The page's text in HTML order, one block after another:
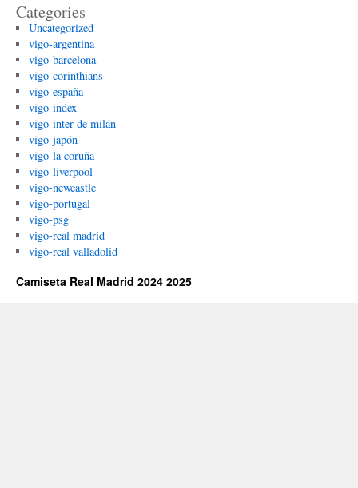
Categories
Uncategorized
vigo-argentina
vigo-barcelona
vigo-corinthians
vigo-españa
vigo-index
vigo-inter de milán
vigo-japón
vigo-la coruña
vigo-liverpool
vigo-newcastle
vigo-portugal
vigo-psg
vigo-real madrid
vigo-real valladolid
Camiseta Real Madrid 2024 2025